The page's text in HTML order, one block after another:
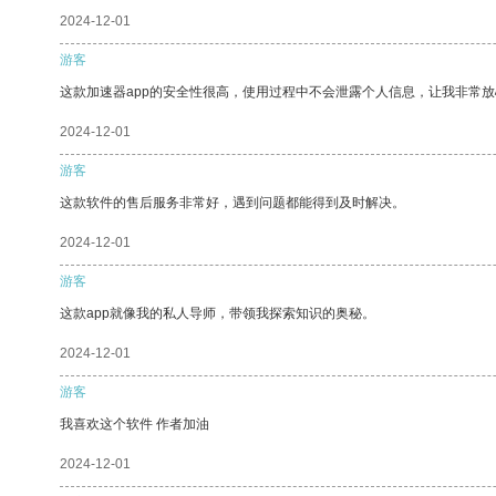
2024-12-01
游客
这款加速器app的安全性很高，使用过程中不会泄露个人信息，让我非常
2024-12-01
游客
这款软件的售后服务非常好，遇到问题都能得到及时解决。
2024-12-01
游客
这款app就像我的私人导师，带领我探索知识的奥秘。
2024-12-01
游客
我喜欢这个软件 作者加油
2024-12-01